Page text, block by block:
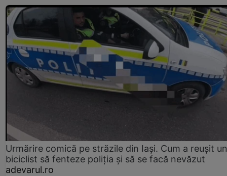
Urmărire comică pe străzile din Iași. Cum a reușit un
biciclist să fenteze poliția și să se facă nevăzut
adevarul.ro